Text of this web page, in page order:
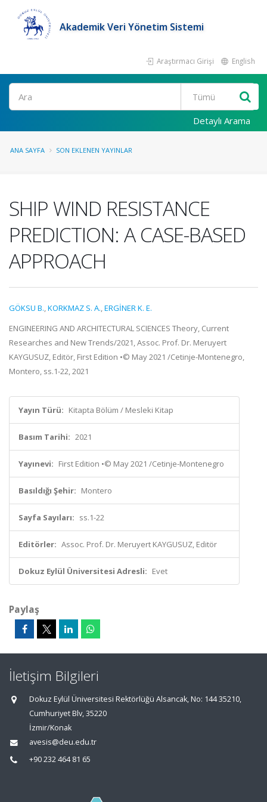
Akademik Veri Yönetim Sistemi
Araştırmacı Girişi English
Ara
Detaylı Arama
ANA SAYFA SON EKLENEN YAYINLAR
SHIP WIND RESISTANCE
PREDICTION: A CASE-BASED
APPROACH
GÖKSU B.,KORKMAZ S. A.,ERGİNER K. E.
ENGINEERING AND ARCHITECTURAL SCIENCES Theory, Current
Researches and New Trends/2021, Assoc. Prof. Dr. Meruyert
KAYGUSUZ, Editör, First Edition •© May 2021 /Cetinje-Montenegro,
Montero, ss.1-22, 2021
Yayın Türü: Kitapta Bölüm / Mesleki Kitap
Basım Tarihi: 2021
Yayınevi: First Edition •© May 2021 /Cetinje-Montenegro
Basıldığı Şehir: Montero
Sayfa Sayıları: ss.1-22
Editörler: Assoc. Prof. Dr. Meruyert KAYGUSUZ, Editör
Dokuz Eylül Üniversitesi Adresli: Evet
Paylaş
İletişim Bilgileri
Dokuz Eylül Üniversitesi Rektörlüğü Alsancak, No: 144 35210,
Cumhuriyet Blv, 35220
İzmir/Konak
avesis@deu.edu.tr
+90 232 464 81 65